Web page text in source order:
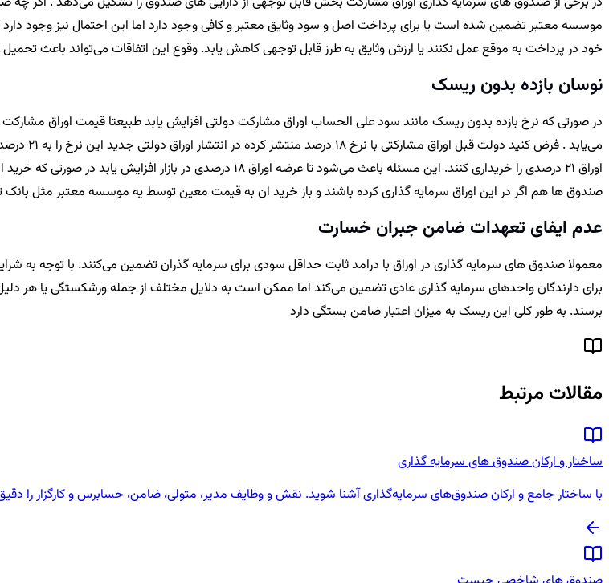
موسسه معتبر تضمین شده است یا برای پرداخت اصل و سود وثایق معتبر و کافی وجود دارد اما این احتمال نیز وجود
خود در پرداخت به موقع عمل نکنند یا ارزش وثایق به طرز قابل توجهی کاهش یابد. وقوع این اتفاقات می‌تواند باعث
نوسان بازده بدون ریسک
در صورتی که نرخ بازده بدون ریسک مانند سود علی الحساب اوراق مشارکت دولتی افزایش یابد طبیعتا قیمت اوراق
اوراق 21 درصدی را خریداری کنند. این مسئله باعث می‌شود تا عرضه
صندوق ها هم اگر در این اوراق سرمایه گذاری کرده باشند و باز خرید ان به قیمت معین توسط یه موسسه معتبر مثل
عدم ایفای تعهدات ضامن جبران خسارت
معمولا صندوق های سرمایه گذاری در اوراق با درامد ثابت حداقل سودی برای سرمایه گذران تضمین می‌کنند. با توجه
برای دارندگان واحدهای سرمایه گذاری عادی تضمین می‌کند اما ممکن است به دلایل مختلف از جمله ورشکستگی یا هر
برسند. به طور کلی این ریسک به میزان اعتبار ضامن بستگی دارد
مقالات مرتبط
ساختار و ارکان صندوق‌ های سرمایه‌ گذاری
با ساختار جامع و ارکان صندوق‌های سرمایه‌گذاری آشنا شوید. نقش و وظایف مدیر، متولی، ضامن، حسابرس و کارگزار را